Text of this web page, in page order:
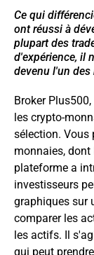
Ce qui
ont réussi à
plupart des
d'expérience, il
devenu l'un
Broker
les crypto-
sélection. Vous
monnaies, dont
plateforme a
investisseurs
graphiques sur
comparer les
les actifs. Il
qui peut